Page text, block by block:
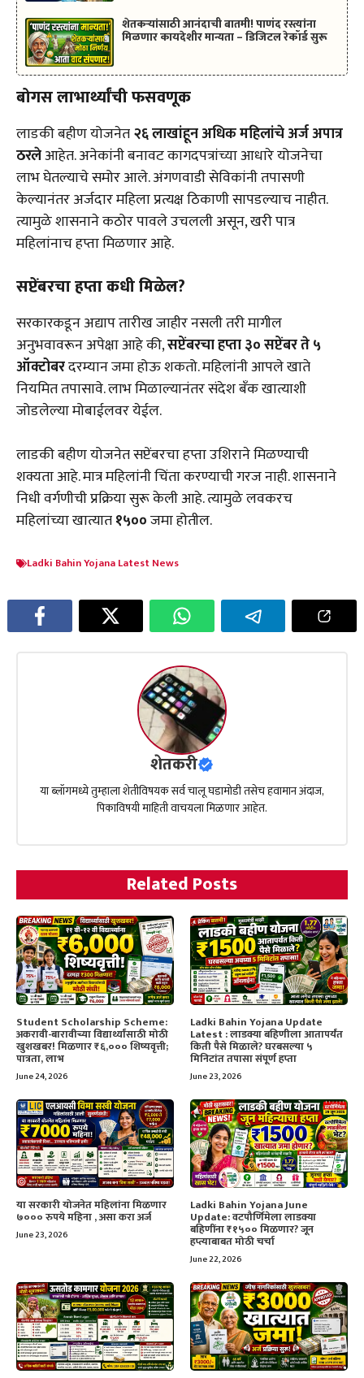
शेतकऱ्यांसाठी आनंदाची बातमी! पाणंद रस्त्यांना
मिळणार कायदेशीर मान्यता – डिजिटल रेकॉर्ड सुरू
बोगस लाभार्थ्यांची फसवणूक
लाडकी बहीण योजनेत२६ लाखांहून अधिक महिलांचे अर्ज अपात्र
ठरलेआहेत. अनेकांनी बनावट कागदपत्रांच्या आधारे योजनेचा
लाभ घेतल्याचे समोर आले. अंगणवाडी सेविकांनी तपासणी
केल्यानंतर अर्जदार महिला प्रत्यक्ष ठिकाणी सापडल्याच नाहीत.
त्यामुळे शासनाने कठोर पावले उचलली असून, खरी पात्र
महिलांनाच हप्ता मिळणार आहे.
सप्टेंबरचा हप्ता कधी मिळेल?
सरकारकडून अद्याप तारीख जाहीर नसली तरी मागील
अनुभवावरून अपेक्षा आहे की,सप्टेंबरचा हप्ता ३० सप्टेंबर ते ५
ऑक्टोबरदरम्यान जमा होऊ शकतो. महिलांनी आपले खाते
नियमित तपासावे. लाभ मिळाल्यानंतर संदेश बँक खात्याशी
जोडलेल्या मोबाईलवर येईल.
लाडकी बहीण योजनेत सप्टेंबरचा हप्ता उशिराने मिळण्याची
शक्यता आहे. मात्र महिलांनी चिंता करण्याची गरज नाही. शासनाने
निधी वर्गणीची प्रक्रिया सुरू केली आहे. त्यामुळे लवकरच
महिलांच्या खात्यात₹१५००जमा होतील.
Ladki Bahin Yojana Latest News
शेतकरी
या ब्लॉगमध्ये तुम्हाला शेतीविषयक सर्व चालू घडामोडी तसेच हवामान अंदाज,
पिकाविषयी माहिती वाचयला मिळणार आहेत.
Related Posts
Student Scholarship Scheme:
अकरावी-बारावीच्या विद्यार्थ्यांसाठी मोठी
खुशखबर! मिळणार ₹६,००० शिष्यवृत्ती;
पात्रता, लाभ
June 24, 2026
Ladki Bahin Yojana Update
Latest : लाडक्या बहिणीला आतापर्यंत
किती पैसे मिळाले? घरबसल्या ५
मिनिटांत तपासा संपूर्ण हप्ता
June 23, 2026
या सरकारी योजनेत महिलांना मिळणार
७००० रुपये महिना , असा करा अर्ज
June 23, 2026
Ladki Bahin Yojana June
Update: वटपौर्णिमेला लाडक्या
बहिणींना ₹१५०० मिळणार? जून
हप्त्याबाबत मोठी चर्चा
June 22, 2026